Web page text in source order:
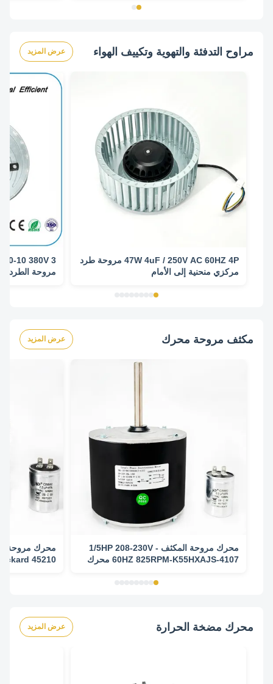
مراوح التدفئة والتهوية وتكييف الهواء عرض المزيد
47W 4uF / 250V AC 60HZ 4P مروحة طرد
مركزي منحنية إلى الأمام
مكثف مروحة محرك عرض المزيد
محرك مروحة المكثف - 1/5HP 208-230V
60HZ 825RPM-K55HXAJS-4107 محرك
محرك مضخة الحرارة عرض المزيد